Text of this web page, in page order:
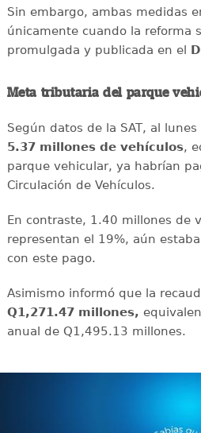
Sin embargo, ambas medidas
únicamente cuando la reforma
promulgada y publicada en el
Meta tributaria del parque
Según datos de la SAT, al
5.37 millones de vehículos,
parque vehicular, ya habrían
Circulación de Vehículos.
En contraste, 1.40 millones de
representan el 19%, aún
con este pago.
Asimismo informó que la
Q1,271.47 millones,
anual de Q1,495.13 millones.